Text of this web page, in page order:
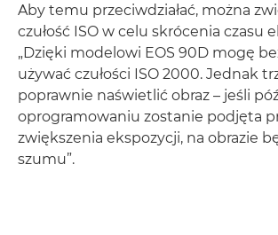
Aby temu przeciwdziałać, można
czułość ISO w celu skrócenia czasu
„Dzięki modelowi EOS 90D mogę
używać czułości ISO 2000. Jednak
poprawnie naświetlić obraz – jeśli
oprogramowaniu zostanie podjęta
zwiększenia ekspozycji, na obrazie
szumu”.